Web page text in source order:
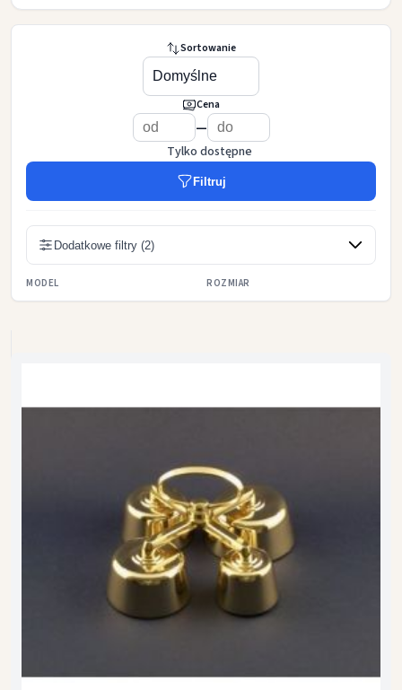
Sortowanie
Cena
—
Tylko dostępne
Filtruj
Dodatkowe filtry (2)
MODEL ROZMIAR